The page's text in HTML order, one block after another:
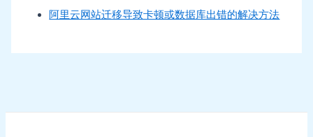
阿里云网站迁移导致卡顿或数据库出错的解决方法